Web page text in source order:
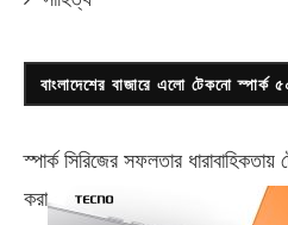
বাংলাদেশের বাজারে এলো টেকনো স্পার্ক
স্পার্ক সিরিজের সফলতার
করা